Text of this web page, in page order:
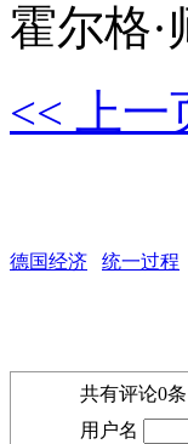
霍尔格
<< 上一
德国经济 统一过程
共有评论0条
用户名